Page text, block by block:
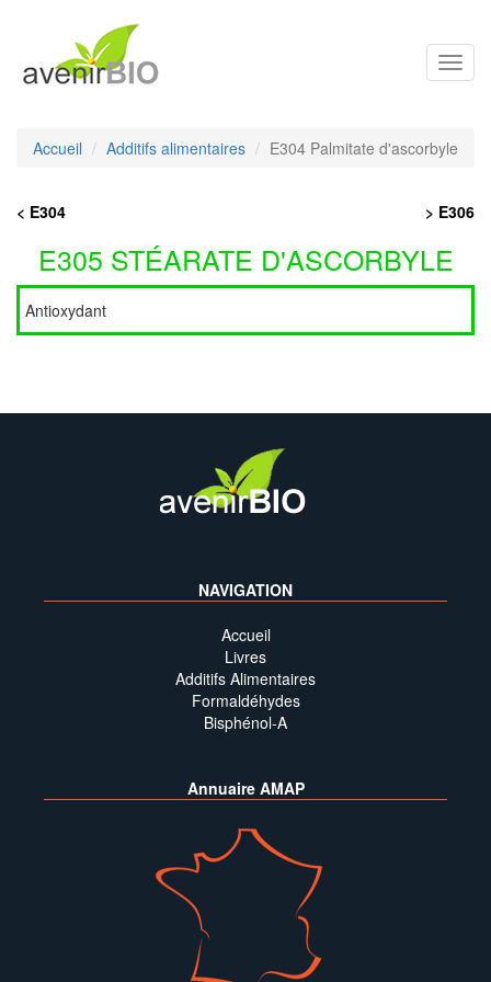
Accueil Additifs alimentaires E304 Palmitate d'ascorbyle
< E304 > E306
E305 STÉARATE D'ASCORBYLE
Antioxydant
NAVIGATION
Accueil
Livres
Additifs Alimentaires
Formaldéhydes
Bisphénol-A
Annuaire AMAP